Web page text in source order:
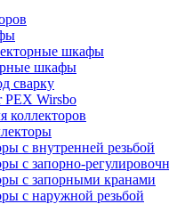
шкафы
шкафы
сварку
PEX Wirsbo
коллекторов
с внутренней резьбой
с запорно-
с запорными кранами
с наружной резьбой